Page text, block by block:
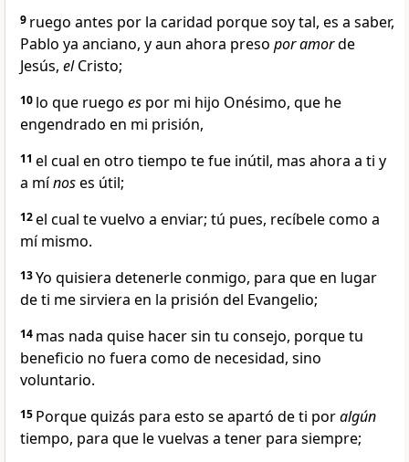
9 ruego antes por la caridad porque soy tal, es a saber,
Pablo ya anciano, y aun ahora preso por amorde
Jesús, elCristo;
10 lo que ruego es por mi hijo Onésimo, que he
engendrado en mi prisión,
11 el cual en otro tiempo te fue inútil, mas ahora a ti y
a mínoses útil;
12el cual te vuelvo a enviar; tú pues, recíbele como a
mí mismo.
13Yo quisiera detenerle conmigo, para que en lugar
de ti me sirviera en la prisión del Evangelio;
14 mas nada quise hacer sin tu consejo, porque tu
beneficio no fuera como de necesidad, sino
voluntario.
15 Porque quizás para esto se apartó de ti poralgún
tiempo, para que le vuelvas a tener para siempre;